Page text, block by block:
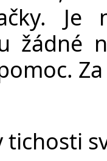
žádné
tichosti